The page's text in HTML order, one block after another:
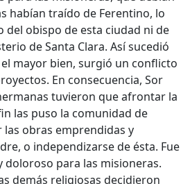
habían traído de Ferentino, lo
del obispo de esta ciudad ni de
de Santa Clara. Así sucedió
mayor bien, surgió un conflicto
En consecuencia, Sor
tuvieron que afrontar la
las puso la comunidad de
obras emprendidas y
o independizarse de ésta. Fue
doloroso para las misioneras.
demás religiosas decidieron